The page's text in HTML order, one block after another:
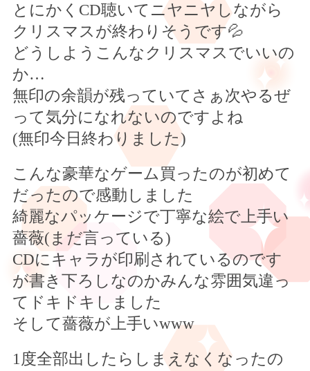
とにかく CD聴いてニヤニヤしながら
クリスマスが終わりそうです💦
どうしようこんなクリスマスでいいの
か…
無印の余韻が残っていてさぁ次やるぜ
って気分になれないのですよね
(無印今日終わりました)
こんな豪華なゲーム買ったのが初めて
だったので感動しました
綺麗なパッケージで丁寧な絵で上手い
薔薇(まだ言っている)
CDにキャラが印刷されているのです
が書き下ろしなのかみんな雰囲気違っ
てドキドキしました
そして薔薇が上手いwww
1度全部出したらしまえなくなったの